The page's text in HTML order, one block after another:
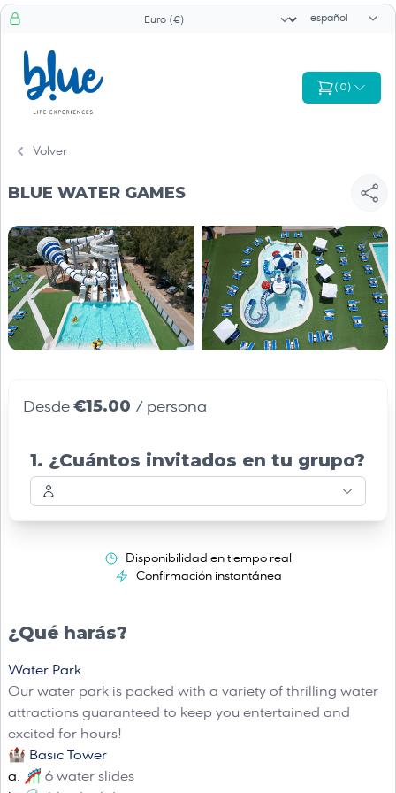
Selector de moneda Selector de
( 0)
Volver
BLUE WATER GAMES
¿Qué harás?
Water Park
Our water park is packed with a variety of thrilling water
attractions guaranteed to keep you entertained and
excited for hours!
🏰 Basic Tower
🎢 6 water slides
Desde €15.00 / persona
1. ¿Cuántos invitados en tu grupo?
Disponibilidad en tiempo real
Confirmación instantánea